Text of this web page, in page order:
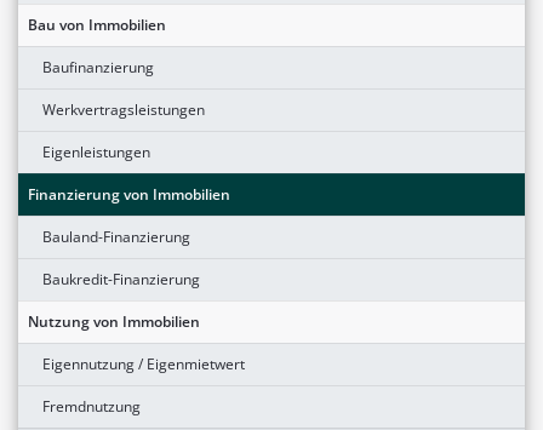
Bau von Immobilien
Baufinanzierung
Werkvertragsleistungen
Eigenleistungen
Finanzierung von Immobilien
Bauland-Finanzierung
Baukredit-Finanzierung
Nutzung von Immobilien
Eigennutzung / Eigenmietwert
Fremdnutzung